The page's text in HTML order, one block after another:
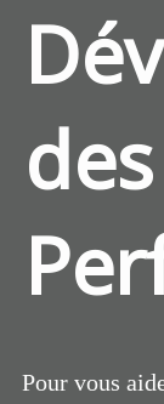
des
Pour vous